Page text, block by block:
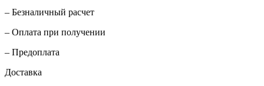
– Безналичный расчет
– Оплата при получении
– Предоплата
Доставка